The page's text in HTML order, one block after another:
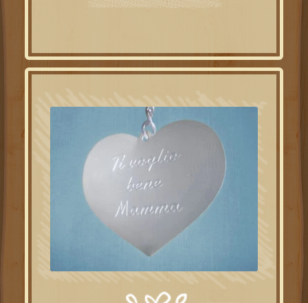
était :
69.00€.
est :
39.00€.